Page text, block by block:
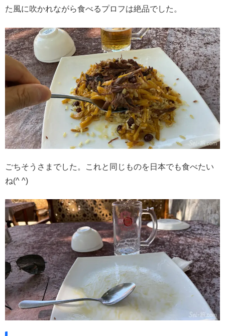
た風に吹かれながら食べるプロフは絶品でした。
ごちそうさまでした。これと同じものを日本でも食べたい
ね(^ ^)